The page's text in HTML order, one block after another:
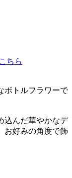
ちら
ボトルフラワーで
込んだ華やかなデ
お好みの角度で飾